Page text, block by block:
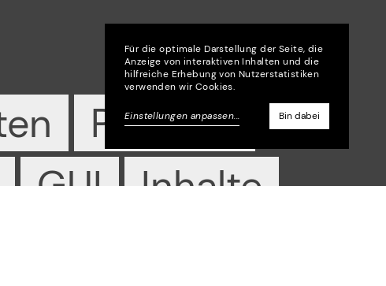
Podcast
GUI
Inhalte
+49 30 209657780
Instagram
Für die optimale Darstellung der Seite, die
Anzeige von interaktiven Inhalten und die
hilfreiche Erhebung von Nutzerstatistiken
verwenden wir Cookies.
Einstellungen anpassen... Bin dabei